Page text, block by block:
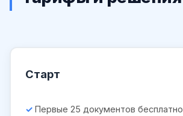
Старт
Первые 25 документов бесплатно